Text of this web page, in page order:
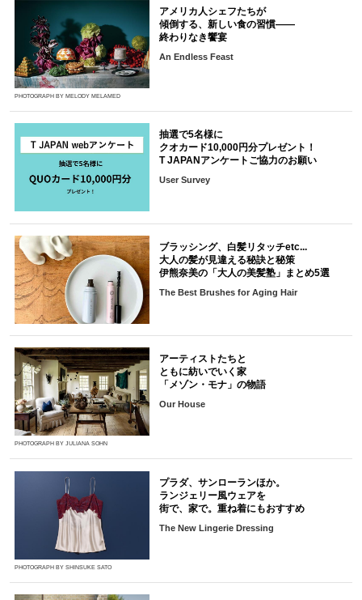
PHOTOGRAPH BY MELODY MELAMED
アメリカ人シェフたちが
傾倒する、新しい食の習慣――
終わりなき饗宴
An Endless Feast
抽選で5名様に
クオカード10,000円分プレゼント！
T JAPANアンケートご協力のお願い
User Survey
ブラッシング、白髪リタッチetc...
大人の髪が見違える秘訣と秘策
伊熊奈美の「大人の美髪塾」まとめ5選
The Best Brushes for Aging Hair
PHOTOGRAPH BY JULIANA SOHN
アーティストたちと
ともに紡いでいく家
「メゾン・モナ」の物語
Our House
PHOTOGRAPH BY SHINSUKE SATO
プラダ、サンローランほか。
ランジェリー風ウェアを
街で、家で。重ね着にもおすすめ
The New Lingerie Dressing